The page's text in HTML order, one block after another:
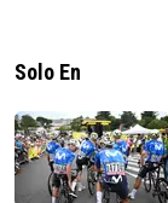
Solo En